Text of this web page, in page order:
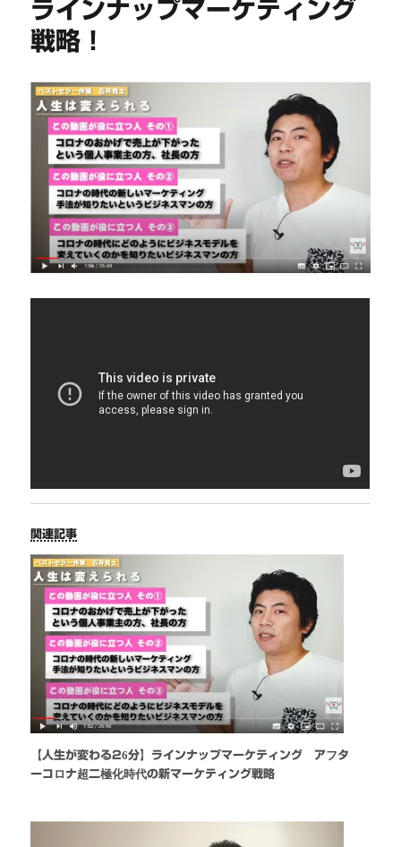
ラインナップマーケティング
戦略！
関連記事
【人生が変わる26分】ラインナップマーケティング アフタ
ーコロナ超二極化時代の新マーケティング戦略